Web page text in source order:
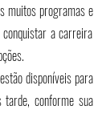
muitos programas e
a carreira
disponíveis para
conforme sua